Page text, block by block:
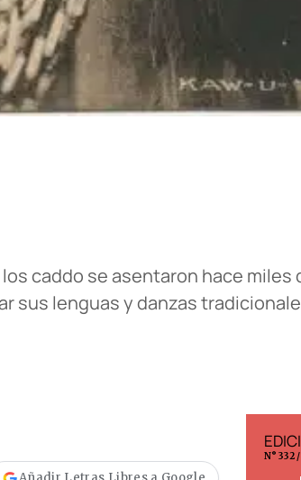
caddo se asentaron hace miles
sus lenguas y danzas
N° 332